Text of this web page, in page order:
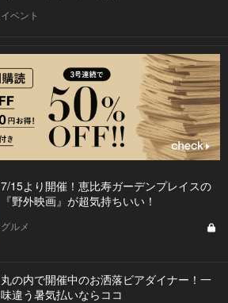
イベント
7/15より開催！恵比寿ガーデンプレイスの
『野外映画』が超気持ちいい！
グルメ
丸の内で開催中のお洒落ビアダイナー！一
味違う暑気払いならココ